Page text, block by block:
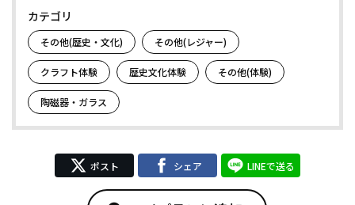
カテゴリ
その他(歴史・文化) その他(レジャー)
クラフト体験 歴史文化体験 その他(体験)
陶磁器・ガラス
ポスト シェア LINEで送る